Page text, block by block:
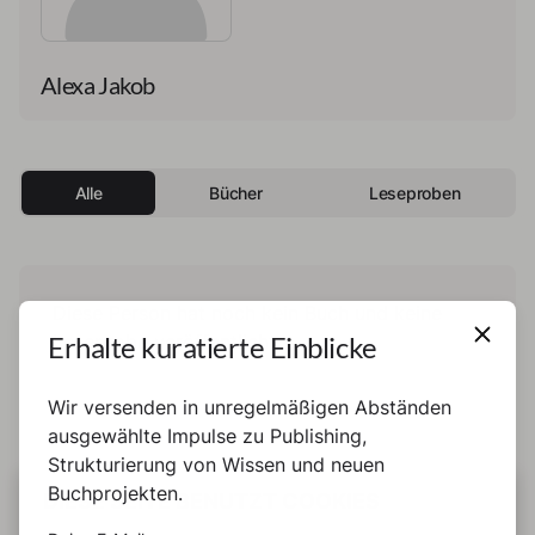
Alexa Jakob
Alle Bücher Leseproben
Leseprobe veröffentlicht.
DIESE SEITE BENUTZT COOKIES
Erhalte kuratierte Einblicke
Wir versenden in unregelmäßigen Abständen
ausgewählte Impulse zu Publishing,
Strukturierung von Wissen und neuen
Buchprojekten.